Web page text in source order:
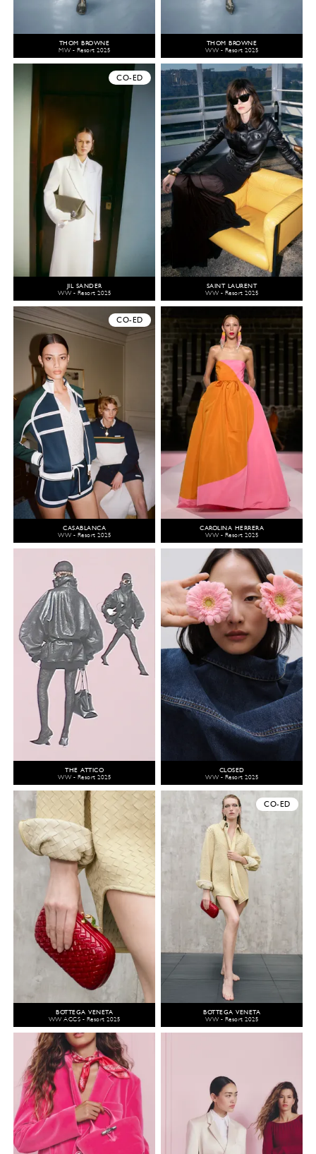
THOM BROWNE
MW - Resort 2025
THOM BROWNE
WW - Resort 2025
CO-ED
JIL SANDER
WW - Resort 2025
SAINT LAURENT
WW - Resort 2025
CO-ED
CASABLANCA
WW - Resort 2025
CAROLINA HERRERA
WW - Resort 2025
THE ATTICO
WW - Resort 2025
CLOSED
WW - Resort 2025
BOTTEGA VENETA
WW ACCS - Resort 2025
CO-ED
BOTTEGA VENETA
WW - Resort 2025